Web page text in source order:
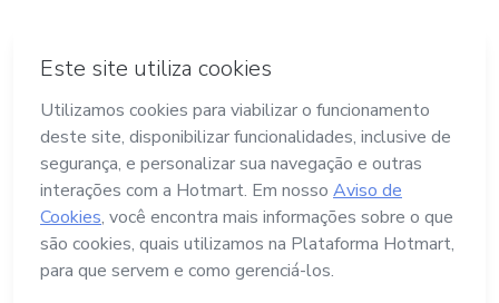
Termos e Políticas
Hotmart — 2011- 2026 © Todos os direitos
reservados